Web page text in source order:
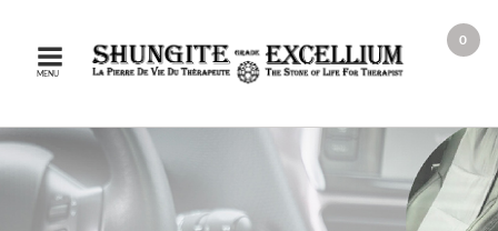
MENU
0